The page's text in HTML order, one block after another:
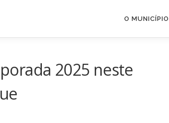
O MUNICÍPIO
2025 neste